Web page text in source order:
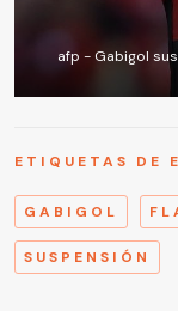
afp - Gabigol
ETIQUETAS DE
GABIGOL
SUSPENSIÓN